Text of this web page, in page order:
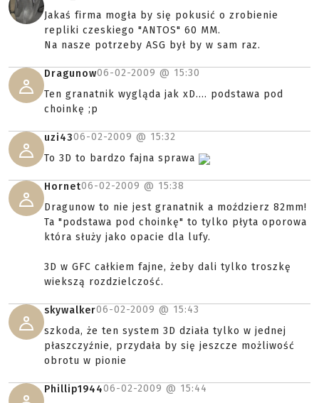
Jakaś firma mogła by się pokusić o zrobienie
repliki czeskiego "ANTOS" 60 MM.
Na nasze potrzeby ASG był by w sam raz.
Dragunow06-02-2009 @ 15:30
Ten granatnik wygląda jak xD.... podstawa pod
choinkę ;p
uzi4306-02-2009 @ 15:32
To 3D to bardzo fajna sprawa
Hornet06-02-2009 @ 15:38
Dragunow to nie jest granatnik a moździerz 82mm!
Ta "podstawa pod choinkę" to tylko płyta oporowa
która służy jako opacie dla lufy.
3D w GFC całkiem fajne, żeby dali tylko troszkę
wiekszą rozdzielczość.
skywalker06-02-2009 @ 15:43
szkoda, że ten system 3D działa tylko w jednej
płaszczyźnie, przydała by się jeszcze możliwość
obrotu w pionie
Phillip194406-02-2009 @ 15:44